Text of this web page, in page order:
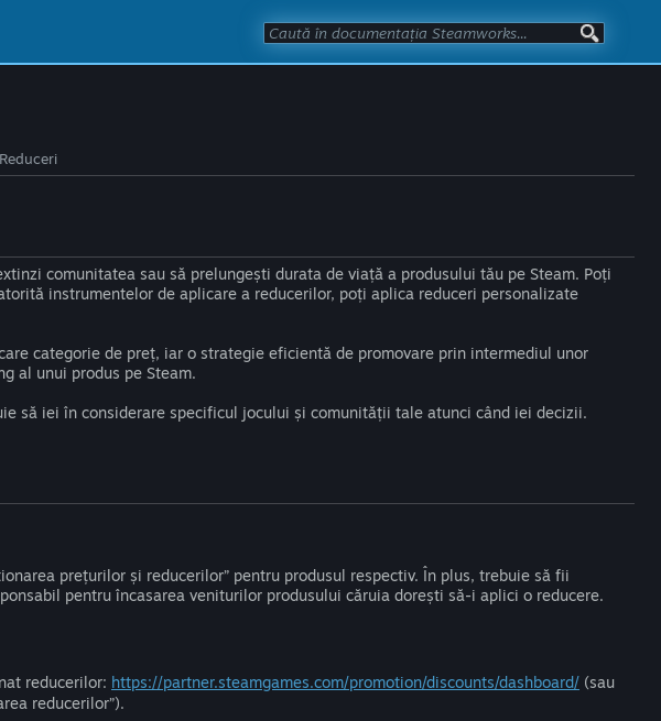
Reduceri
comunitatea sau să prelungești durata de viață a produsului tău pe Steam. Poți
instrumentelor de aplicare a reducerilor, poți aplica reduceri personalizate
categorie de preț, iar o strategie eficientă de promovare prin intermediul unor
al unui produs pe Steam.
să iei în considerare specificul jocului și comunității tale atunci când iei decizii.
prețurilor și reducerilor” pentru produsul respectiv. În plus, trebuie să fii
pentru încasarea veniturilor produsului căruia dorești să-i aplici o reducere.
reducerilor: https://partner.steamgames.com/promotion/discounts/dashboard/ (sau
reducerilor”).